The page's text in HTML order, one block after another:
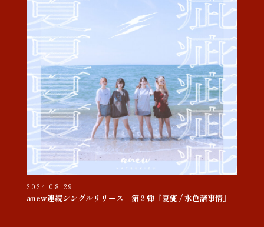
2024.08.29
anew連続シングルリリース 第２弾『夏疵 / 水色諸事情』